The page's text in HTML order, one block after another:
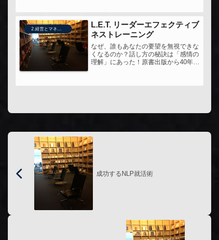
L.E.T. リーダーエフェクティブ
ネストレーニング
なぜ、誰もあなたの要望を無視できな
くなるのか？話し方の秘訣は「感情の
理解」にあった！原書出版から40年以
成功するNLP就活術